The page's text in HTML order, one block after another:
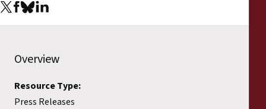
Overview
Resource Type:
Press Releases